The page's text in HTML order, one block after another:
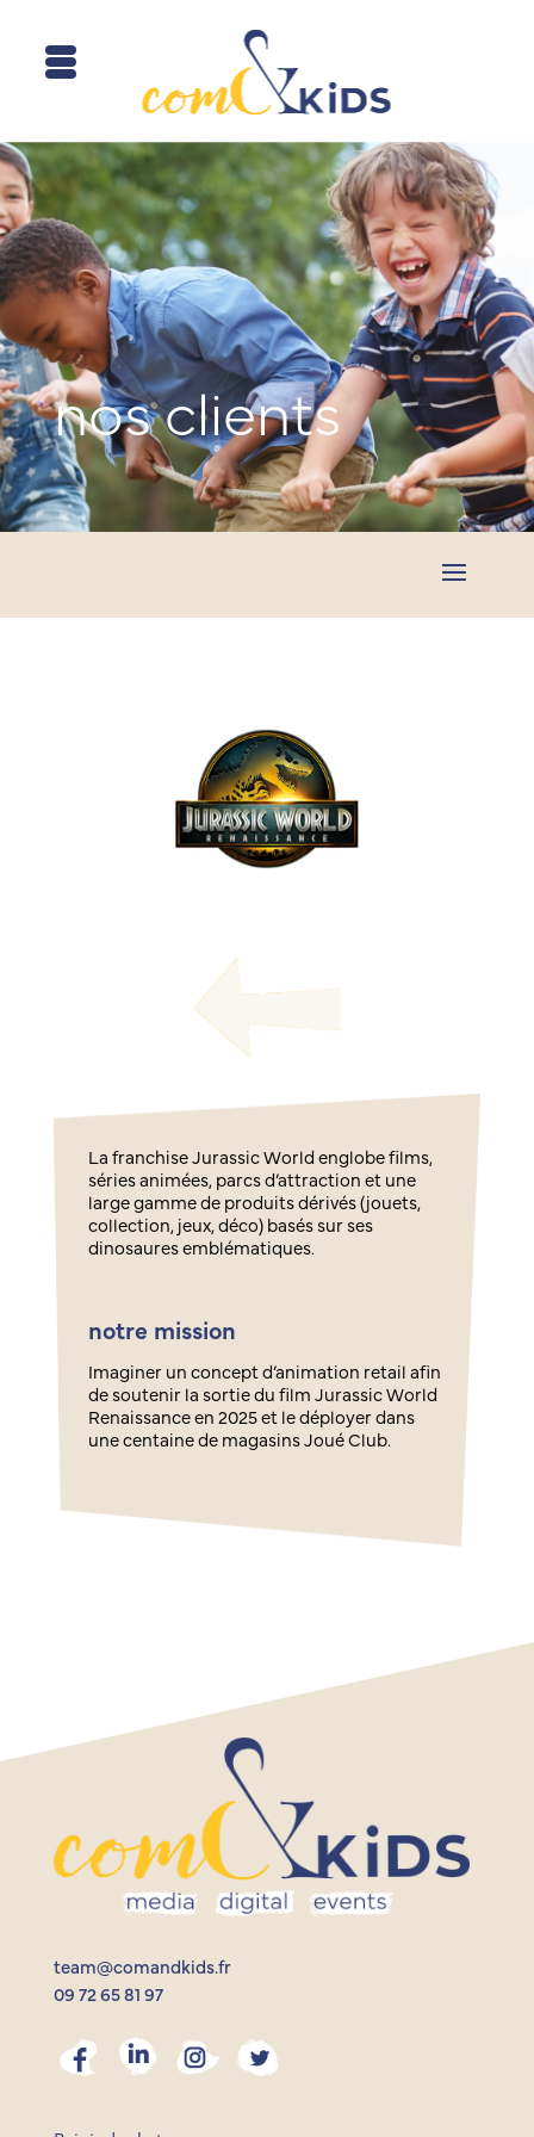
nos clients
La franchise Jurassic World englobe films,
séries animées, parcs d’attraction et une
large gamme de produits dérivés (jouets,
collection, jeux, déco) basés sur ses
dinosaures emblématiques.
notre mission
Imaginer un concept d’animation retail afin
de soutenir la sortie du film Jurassic World
Renaissance en 2025 et le déployer dans
une centaine de magasins Joué Club.
team@comandkids.fr
09 72 65 81 97